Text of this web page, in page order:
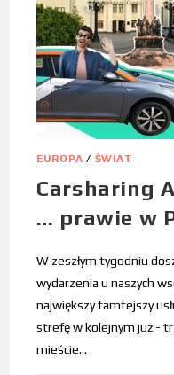
EUROPA / ŚWIAT
Carsharing
… prawie w
W zeszłym tygodniu
wydarzenia u naszych
największy tamtejszy
strefę w kolejnym już -
mieście…